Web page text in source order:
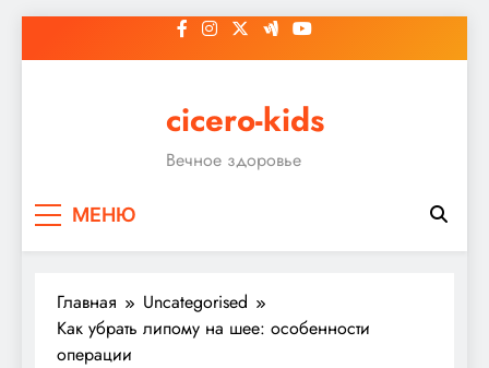
к
cicero-kids
Вечное здоровье
МЕНЮ
Главная
Uncategorised
Как убрать липому на шее: особенности
операции